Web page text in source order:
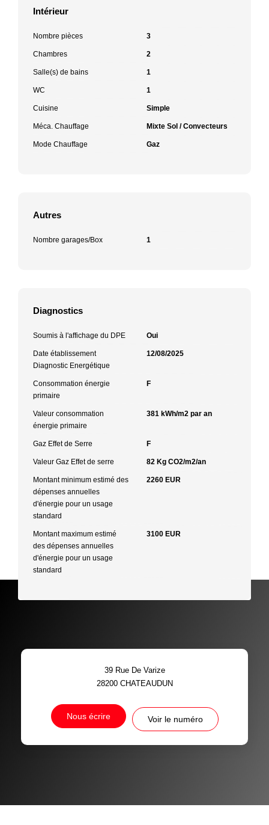
Intérieur
Nombre pièces 3
Chambres 2
Salle(s) de bains 1
WC 1
Cuisine Simple
Méca. Chauffage Mixte Sol / Convecteurs
Mode Chauffage Gaz
Autres
Nombre garages/Box 1
Diagnostics
Soumis à l'affichage du DPE Oui
Date établissement
Diagnostic Energétique
12/08/2025
Consommation énergie
primaire
F
Valeur consommation
énergie primaire
381 kWh/m2 par an
Gaz Effet de Serre F
Valeur Gaz Effet de serre 82 Kg CO2/m2/an
Montant minimum estimé des
dépenses annuelles
d'énergie pour un usage
standard
2260 EUR
Montant maximum estimé
des dépenses annuelles
d'énergie pour un usage
standard
3100 EUR
39 Rue De Varize
28200 CHATEAUDUN
Nous écrire Voir le numéro